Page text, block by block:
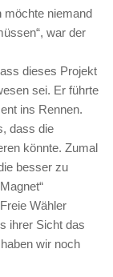
möchte niemand
war der
dieses Projekt
sei. Er führte
ins Rennen.
dass die
könnte. Zumal
besser zu
Wähler
ihrer Sicht das
wir noch